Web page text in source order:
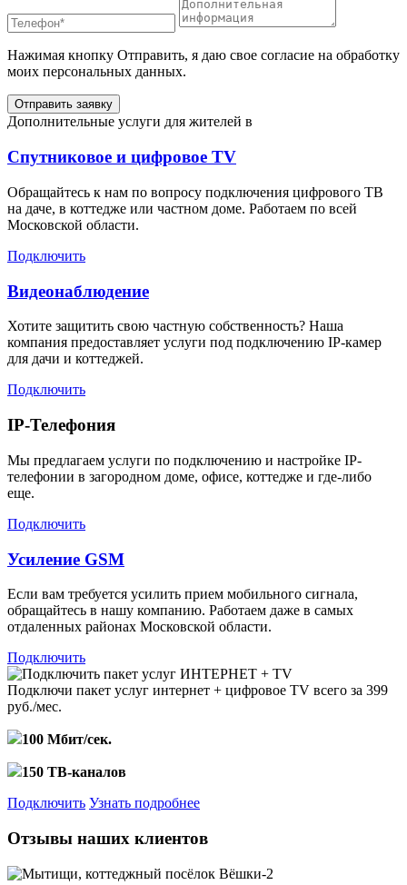
Нажимая кнопку Отправить, я даю свое согласие на обработку
моих персональных данных.
Отправить заявку
Дополнительные услуги для жителей в
Спутниковое и цифровое TV
Обращайтесь к нам по вопросу подключения цифрового ТВ
на даче, в коттедже или частном доме. Работаем по всей
Московской области.
Подключить
Видеонаблюдение
Хотите защитить свою частную собственность? Наша
компания предоставляет услуги под подключению IP-камер
для дачи и коттеджей.
Подключить
IP-Телефония
Мы предлагаем услуги по подключению и настройке IP-
телефонии в загородном доме, офисе, коттедже и где-либо
еще.
Подключить
Усиление GSM
Если вам требуется усилить прием мобильного сигнала,
обращайтесь в нашу компанию. Работаем даже в самых
отдаленных районах Московской области.
Подключить
Подключи пакет услуг интернет + цифровое TV всего за 399
руб./мес.
100 Мбит/сек.
150 ТВ-каналов
Подключить Узнать подробнее
Отзывы наших клиентов